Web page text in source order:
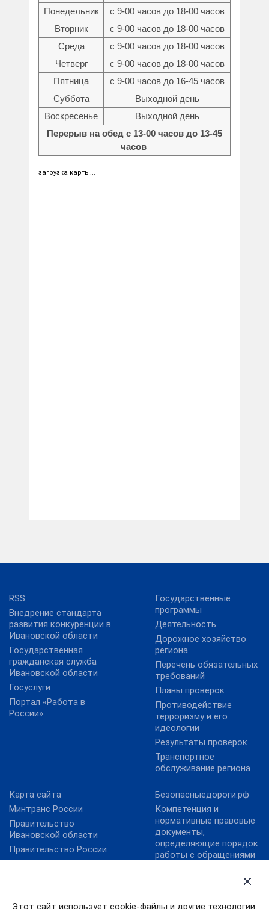
Этот сайт использует cookie-файлы и другие технологии
Понедельник
с 9-00 часов до 18-00 часов
Вторник
с 9-00 часов до 18-00 часов
Среда
с 9-00 часов до 18-00 часов
Четверг
с 9-00 часов до 18-00 часов
Пятница
с 9-00 часов до 16-45 часов
Суббота
Выходной день
Воскресенье
Выходной день
Перерыв на обед с 13-00 часов до 13-45
часов
загрузка карты...
RSS
Внедрение стандарта
развития конкуренции в
Ивановской области
Государственная
гражданская служба
Ивановской области
Госуслуги
Портал «Работа в
России»
Государственные
программы
Деятельность
Дорожное хозяйство
региона
Перечень обязательных
требований
Планы проверок
Противодействие
терроризму и его
идеологии
Результаты проверок
Транспортное
обслуживание региона
Карта сайта
Минтранс России
Правительство
Ивановской области
Правительство России
Правовой портал
Безопасныедороги.рф
Компетенция и
нормативные правовые
документы,
определяющие порядок
работы с обращениями
Личный прием